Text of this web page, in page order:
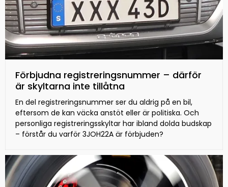
Förbjudna registreringsnummer – därför
är skyltarna inte tillåtna
En del registreringsnummer ser du aldrig på en bil,
eftersom de kan väcka anstöt eller är politiska. Och
personliga registreringsskyltar har ibland dolda budskap
– förstår du varför 3JOH22A är förbjuden?